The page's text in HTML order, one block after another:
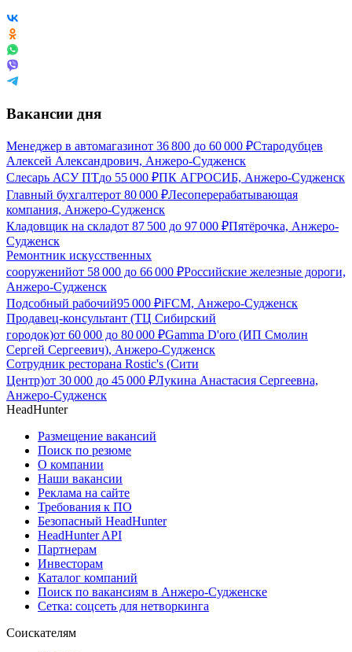
Вакансии дня
Менеджер в автомагазинот 36 800 до 60 000 ₽Стародубцев
Алексей Александрович, Анжеро-Судженск
Слесарь АСУ ПТдо 55 000 ₽ПК АГРОСИБ, Анжеро-Судженск
Главный бухгалтерот 80 000 ₽Лесоперерабатывающая
компания, Анжеро-Судженск
Кладовщик на складот 87 500 до 97 000 ₽Пятёрочка, Анжеро-
Судженск
Ремонтник искусственных
сооруженийот 58 000 до 66 000 ₽Российские железные дороги,
Анжеро-Судженск
Подсобный рабочий95 000 ₽iFCM, Анжеро-Судженск
Продавец-консультант (ТЦ Сибирский
городок)от 60 000 до 80 000 ₽Gamma D'oro (ИП Смолин
Сергей Сергеевич), Анжеро-Судженск
Cотрудник ресторана Rostic's (Сити
Центр)от 30 000 до 45 000 ₽Лукина Анастасия Сергеевна,
Анжеро-Судженск
HeadHunter
Размещение вакансий
Поиск по резюме
О компании
Наши вакансии
Реклама на сайте
Требования к ПО
Безопасный HeadHunter
HeadHunter API
Партнерам
Инвесторам
Каталог компаний
Поиск по вакансиям в Анжеро-Судженске
Сетка: соцсеть для нетворкинга
Соискателям